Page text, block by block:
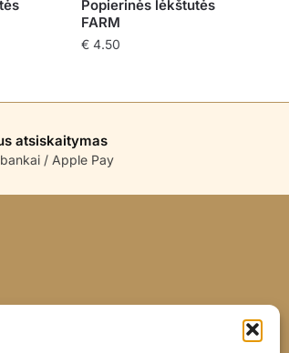
Popierinės lėkštutės
FARM
€4.50
atsiskaitymas
/ Apple Pay